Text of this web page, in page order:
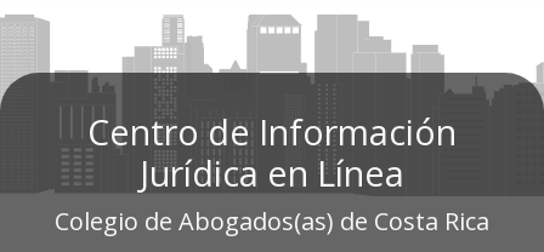
Centro de Información
Jurídica en Línea
Colegio de Abogados(as) de Costa Rica